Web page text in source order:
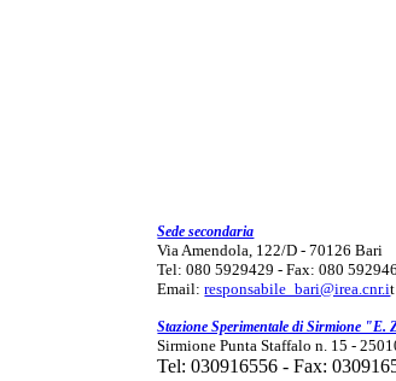
Sede secondaria
Via Amendola, 122/D - 70126 Bari
Tel: 080 5929429 - Fax: 080
Email:responsabile_bari@irea.cnr.it
Stazione Sperimentale di Sirmione "E.
Sirmione Punta Staffalo n. 15 -
Tel: 030916556 - Fax: